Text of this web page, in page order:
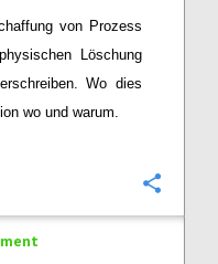
von Prozess
Löschung
Wo dies
wo und warum.